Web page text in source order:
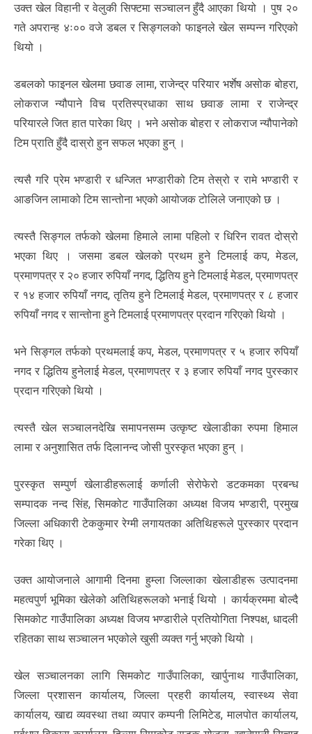
उक्त खेल विहानी र वेलुकी सिफ्टमा सञ्चालन हुँदै आएका थियो । पुष २०
गते अपरान्ह ४ः०० वजे डबल र सिङ्गलको फाइनले खेल सम्पन्न गरिएको
थियो ।
डबलको फाइनल खेलमा छवाङ लामा, राजेन्द्र परियार भर्शेष असोक बोहरा,
लोकराज न्यौपाने विच प्रतिस्प्रधाका साथ छवाङ लामा र राजेन्द्र
परियारले जित हात पारेका थिए । भने असोक बोहरा र लोकराज न्यौपानेको
टिम प्राति हुँदै दास्रो हुन सफल भएका हुन् ।
त्यसै गरि प्रेम भण्डारी र धन्जित भण्डारीको टिम तेस्रो र रामे भण्डारी र
आङजिन लामाको टिम सान्तोना भएको आयोजक टोलिले जनाएको छ ।
त्यस्तै सिङ्गल तर्फको खेलमा हिमाले लामा पहिलो र धिरिन रावत दोस्रो
भएका थिए । जसमा डबल खेलको प्रथम हुने टिमलाई कप, मेडल,
प्रमाणपत्र र २० हजार रुपियाँ नगद, द्धितिय हुने टिमलाई मेडल, प्रमाणपत्र
र १४ हजार रुपियाँ नगद, तृतिय हुने टिमलाई मेडल, प्रमाणपत्र र ८ हजार
रुपियाँ नगद र सान्तोना हुने टिमलाई प्रमाणपत्र प्रदान गरिएको थियो ।
भने सिङ्गल तर्फको प्रथमलाई कप, मेडल, प्रमाणपत्र र ५ हजार रुपियाँ
नगद र द्धितिय हुनेलाई मेडल, प्रमाणपत्र र ३ हजार रुपियाँ नगद पुरस्कार
प्रदान गरिएको थियो ।
त्यस्तै खेल सञ्चालनदेखि समापनसम्म उत्कृष्ट खेलाडीका रुपमा हिमाल
लामा र अनुशासित तर्फ दिलानन्द जोसी पुरस्कृत भएका हुन् ।
पुरस्कृत सम्पुर्ण खेलाडीहरूलाई कर्णाली सेरोफेरो डटकमका प्रबन्ध
सम्पादक नन्द सिंह, सिमकोट गाउँपालिका अध्यक्ष विजय भण्डारी, प्रमुख
जिल्ला अधिकारी टेककुमार रेग्मी लगायतका अतिथिहरूले पुरस्कार प्रदान
गरेका थिए ।
उक्त आयोजनाले आगामी दिनमा हुम्ला जिल्लाका खेलाडीहरू उत्पादनमा
महत्वपुर्ण भूमिका खेलेको अतिथिहरूलको भनाई थियो । कार्यक्रममा बोल्दै
सिमकोट गाउँपालिका अध्यक्ष विजय भण्डारीले प्रतियोगिता निश्पक्ष, धादली
रहितका साथ सञ्चालन भएकोले खुसी व्यक्त गर्नु भएको थियो ।
खेल सञ्चालनका लागि सिमकोट गाउँपालिका, खार्पुनाथ गाउँपालिका,
जिल्ला प्रशासन कार्यालय, जिल्ला प्रहरी कार्यालय, स्वास्थ्य सेवा
कार्यालय, खाद्य व्यवस्था तथा व्यपार कम्पनी लिमिटेड, मालपोत कार्यालय,